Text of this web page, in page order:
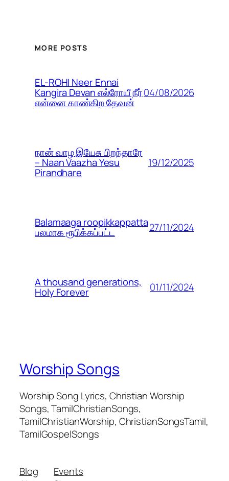
MORE POSTS
EL-ROHI Neer Ennai
Kangira Devan எல்ரோயீ நீர்
என்னை காண்கிற தேவன்
04/08/2026
நான் வாழ இயேசு பிறந்தாரே
– Naan Vaazha Yesu
Pirandhare
19/12/2025
Balamaaga roopikkappatta
பலமாக ரூபிக்கப்பட்ட 27/11/2024
A thousand generations,
Holy Forever 01/11/2024
Worship Songs
Worship Song Lyrics, Christian Worship
Songs, TamilChristianSongs,
TamilChristianWorship, ChristianSongsTamil,
TamilGospelSongs
Blog
Events